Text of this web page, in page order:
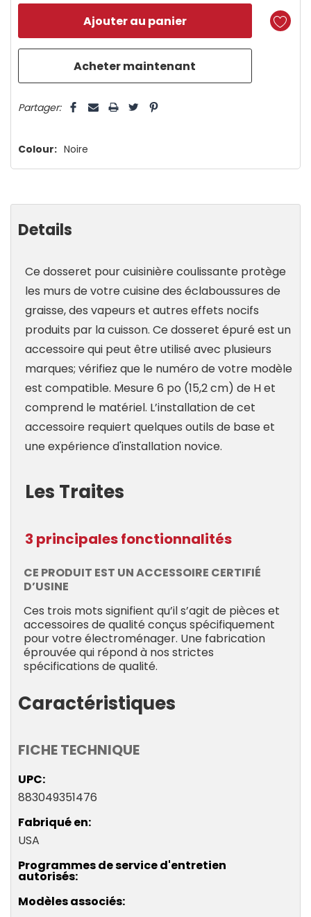
plus
Partager:
Colour: Noire
Details
Ce dosseret pour cuisinière coulissante protège
les murs de votre cuisine des éclaboussures de
graisse, des vapeurs et autres effets nocifs
produits par la cuisson. Ce dosseret épuré est un
accessoire qui peut être utilisé avec plusieurs
marques; vérifiez que le numéro de votre modèle
est compatible. Mesure 6 po (15,2 cm) de H et
comprend le matériel. L’installation de cet
accessoire requiert quelques outils de base et
une expérience d'installation novice.
Les Traites
3 principales fonctionnalités
CE PRODUIT EST UN ACCESSOIRE CERTIFIÉ
D’USINE
Ces trois mots signifient qu’il s’agit de pièces et
accessoires de qualité conçus spécifiquement
pour votre électroménager. Une fabrication
éprouvée qui répond à nos strictes
spécifications de qualité.
Caractéristiques
FICHE TECHNIQUE
UPC
883049351476
Fabriqué en
USA
Programmes de service d'entretien
autorisés
Modèles associés